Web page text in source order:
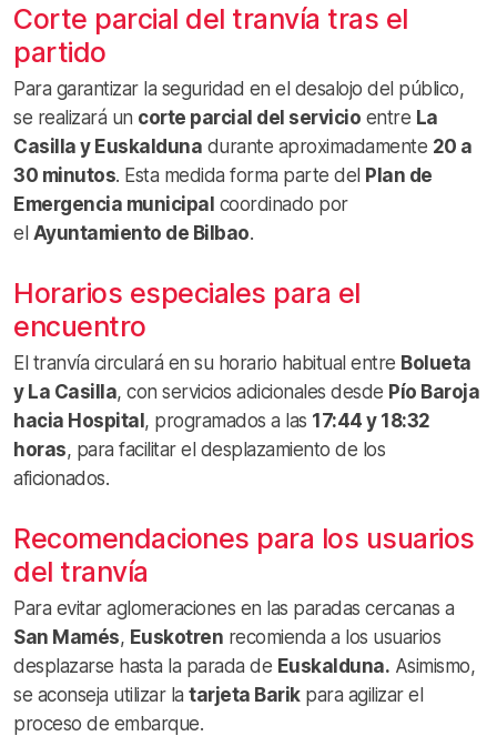
Corte parcial del tranvía tras el
partido
Para garantizar la seguridad en el desalojo del público,
se realizará un corte parcial del servicio entre La
Casilla y Euskalduna durante aproximadamente 20 a
30 minutos. Esta medida forma parte del Plan de
Emergencia municipal coordinado por
el Ayuntamiento de Bilbao.
Horarios especiales para el
encuentro
El tranvía circulará en su horario habitual entre Bolueta
y La Casilla, con servicios adicionales desde Pío Baroja
hacia Hospital, programados a las 17:44 y 18:32
horas, para facilitar el desplazamiento de los
aficionados.
Recomendaciones para los usuarios
del tranvía
Para evitar aglomeraciones en las paradas cercanas a
San Mamés, Euskotren recomienda a los usuarios
desplazarse hasta la parada de Euskalduna. Asimismo,
se aconseja utilizar la tarjeta Barikpara agilizar el
proceso de embarque.